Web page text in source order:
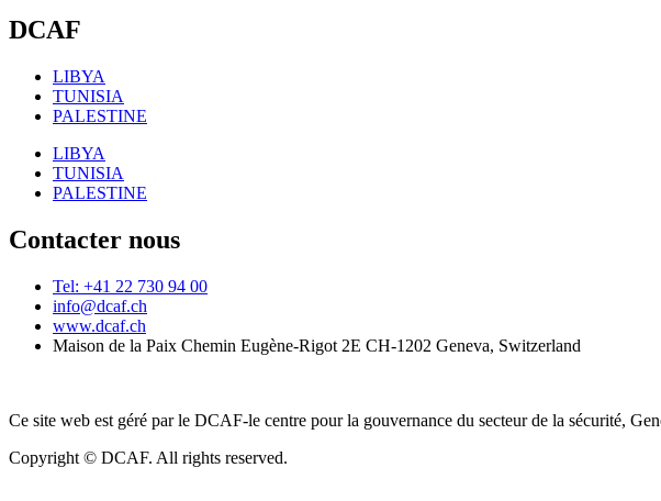
DCAF
LIBYA
TUNISIA
PALESTINE
LIBYA
TUNISIA
PALESTINE
Contacter nous
Tel: +41 22 730 94 00
info@dcaf.ch
www.dcaf.ch
Maison de la Paix Chemin Eugène-Rigot 2E CH-1202 Geneva, Switzerland
Ce site web est géré par le DCAF-le centre pour la gouvernance du secteur de la sécurité,
Copyright © DCAF. All rights reserved.